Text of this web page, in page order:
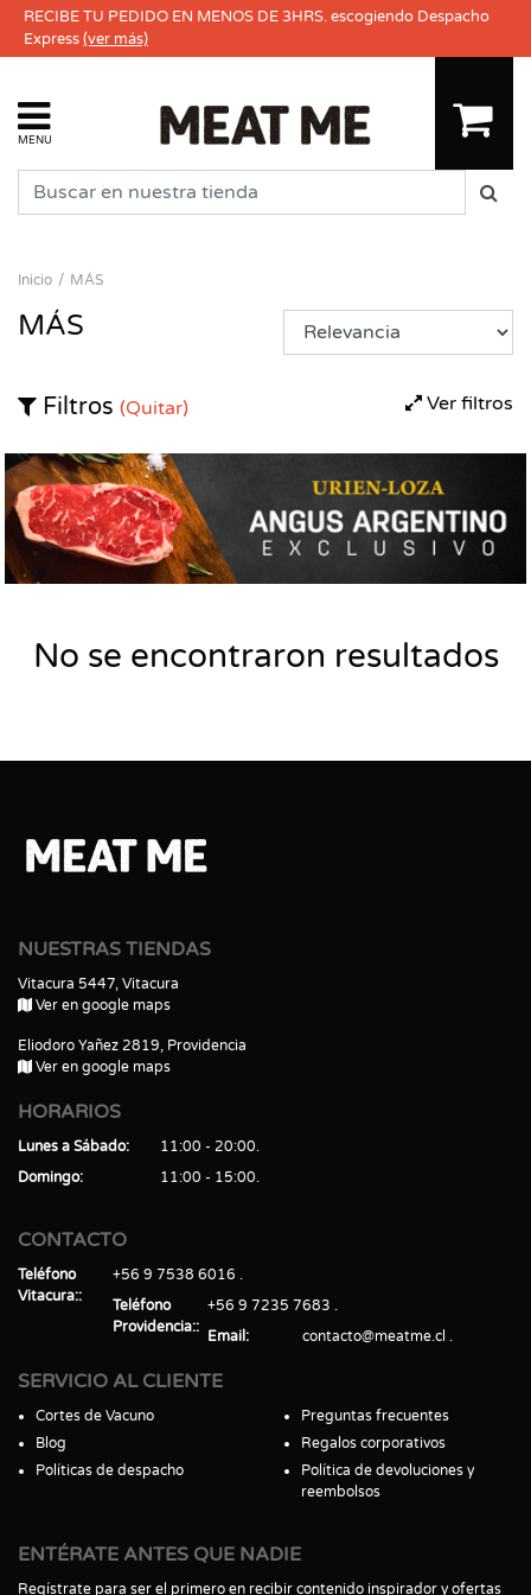
RECIBE TU PEDIDO EN MENOS DE 3HRS. escogiendo Despacho
Express(ver más)
MENU
Inicio MÁS
MÁS
Ver filtros
Filtros (Quitar)
No se encontraron resultados
NUESTRAS TIENDAS
Vitacura 5447, Vitacura
Ver en google maps
Eliodoro Yañez 2819, Providencia
Ver en google maps
HORARIOS
Lunes a Sábado
11:00 - 20:00
Domingo
11:00 - 15:00
CONTACTO
Teléfono
Vitacura:
+56 9 7538 6016
Teléfono
Providencia:
+56 9 7235 7683
Email
contacto@meatme.cl
SERVICIO AL CLIENTE
Cortes de Vacuno
Blog
Políticas de despacho
Preguntas frecuentes
Regalos corporativos
Política de devoluciones y
reembolsos
ENTÉRATE ANTES QUE NADIE
Regístrate para ser el primero en recibir contenido inspirador y ofertas